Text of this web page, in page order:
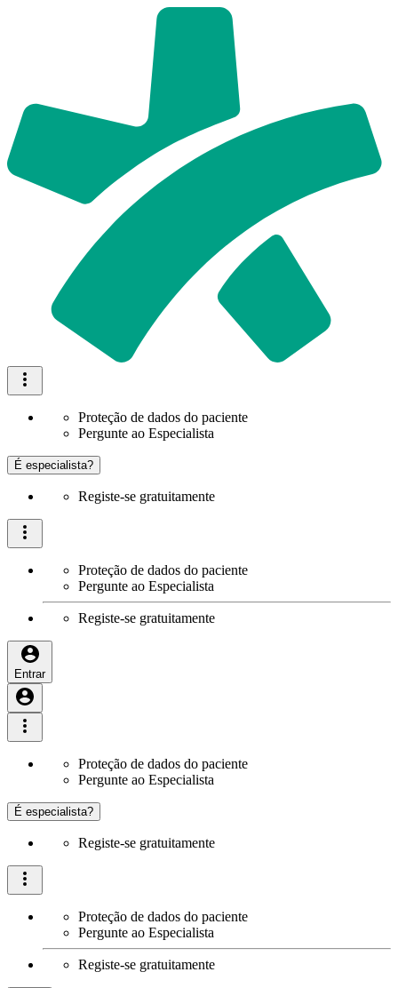
Proteção de dados do paciente
Pergunte ao Especialista
É especialista?
Registe-se gratuitamente
Proteção de dados do paciente
Pergunte ao Especialista
Registe-se gratuitamente
Entrar
Proteção de dados do paciente
Pergunte ao Especialista
É especialista?
Registe-se gratuitamente
Proteção de dados do paciente
Pergunte ao Especialista
Registe-se gratuitamente